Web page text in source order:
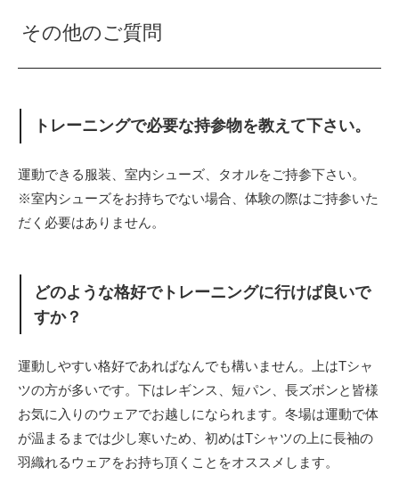
その他のご質問
トレーニングで必要な持参物を教えて下さい。
運動できる服装、室内シューズ、タオルをご持参下さい。
※室内シューズをお持ちでない場合、体験の際はご持参いた
だく必要はありません。
どのような格好でトレーニングに行けば良いで
すか？
運動しやすい格好であればなんでも構いません。上はTシャ
ツの方が多いです。下はレギンス、短パン、長ズボンと皆様
お気に入りのウェアでお越しになられます。冬場は運動で体
が温まるまでは少し寒いため、初めはTシャツの上に長袖の
羽織れるウェアをお持ち頂くことをオススメします。